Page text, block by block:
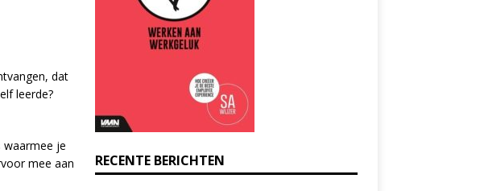
dat
leerde?
waarmee je
mee aan
.
P
RECENTE BERICHTEN